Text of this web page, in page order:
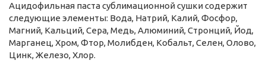
Ацидофильная паста сублимационной сушки содержит
следующие элементы: Вода, Натрий, Калий, Фосфор,
Магний, Кальций, Сера, Медь, Алюминий, Стронций, Йод,
Марганец, Хром, Фтор, Молибден, Кобальт, Селен, Олово,
Цинк, Железо, Хлор.